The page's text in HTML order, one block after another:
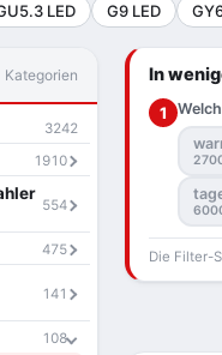
LED G9 LED
Kategorien
3242
1910
554
475
141
108
In
1
Die Filter-